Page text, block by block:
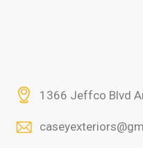
1366 Jeffco Blvd